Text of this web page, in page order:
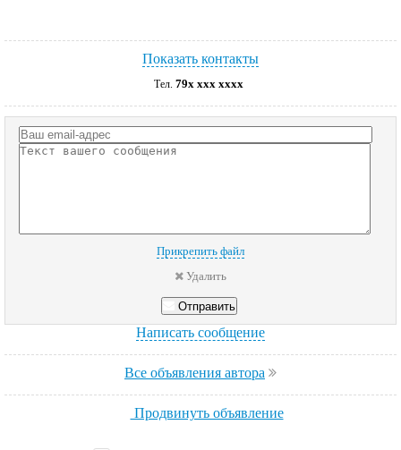
Показать контакты
Тел. 79x xxx xxxx
Прикрепить файл
Удалить
Отправить
Написать сообщение
Все объявления автора
Продвинуть объявление